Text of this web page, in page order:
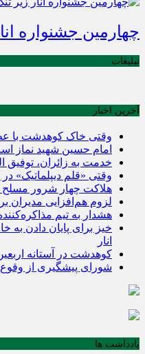
چهارمین جشنواره
تبلیغات
آخرین اخبار
وقتی خاک کوهدشت با
امام حسین شهید نماز
خدمت به زائران،
وقتی «قلم دیپلماتیک» در
هلاکت چهار شرور مسلح وکشف ۷۰۰
لزوم هم‌افزایی مدیران
هشدار به تیم
خیز برای پایان دادن به
انار
کوهدشت در آستانه
شورای پیشگیری از
یادداشت ها